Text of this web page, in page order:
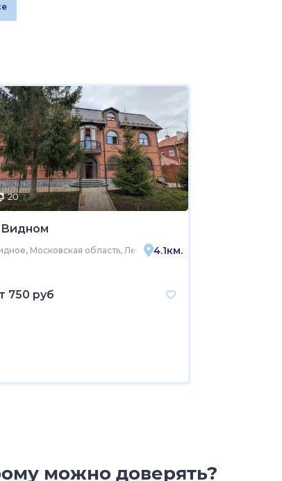
Видное, Спасский проезд, 26/1
20
Видном
Московская область, Ленинский городской округ,
4.1км.
750 руб
можно доверять?